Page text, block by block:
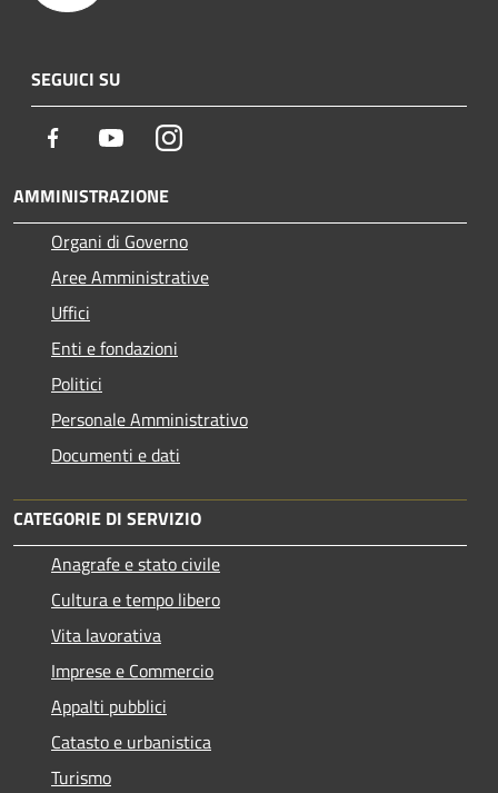
SEGUICI SU
Facebook YoutubeInstagram
AMMINISTRAZIONE
Organi di Governo
Aree Amministrative
Uffici
Enti e fondazioni
Politici
Personale Amministrativo
Documenti e dati
CATEGORIE DI SERVIZIO
Anagrafe e stato civile
Cultura e tempo libero
Vita lavorativa
Imprese e Commercio
Appalti pubblici
Catasto e urbanistica
Turismo